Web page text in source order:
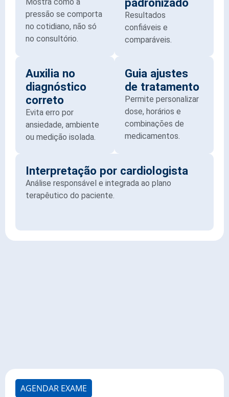
pressão se comporta
no cotidiano, não só
no consultório.
Resultados
confiáveis e
comparáveis.
Auxilia no
diagnóstico
correto
Evita erro por
ansiedade, ambiente
ou medição isolada.
Guia ajustes
de tratamento
Permite personalizar
dose, horários e
combinações de
medicamentos.
Interpretação por cardiologista
Análise responsável e integrada ao plano
terapêutico do paciente.
AGENDAR EXAME